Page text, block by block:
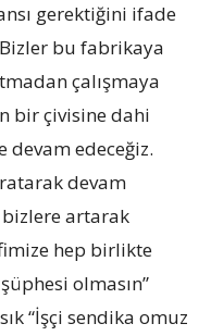
gerektiğini ifade
bu fabrikaya
çalışmaya
bir çivisine dahi
devam edeceğiz.
devam
artarak
hep birlikte
olmasın”
“İşçi sendika omuz